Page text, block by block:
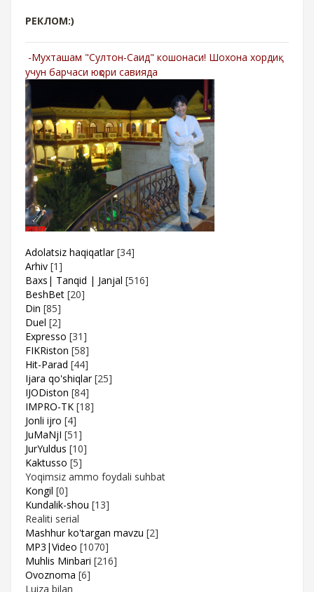
РЕКЛОМ:)
-Мухташам "Султон-Саид" кошонаси! Шохона хордиқ
учун барчаси юқори савияда
Adolatsiz haqiqatlar [34]
Arhiv [1]
Baxs| Tanqid | Janjal [516]
BeshBet [20]
Din [85]
Duel [2]
Expresso [31]
FIKRiston [58]
Hit-Parad [44]
Ijara qo'shiqlar [25]
IJODiston [84]
IMPRO-TK [18]
Jonli ijro [4]
JuMaNjI [51]
JurYuldus [10]
Kaktusso [5]
Yoqimsiz ammo foydali suhbat
Kongil [0]
Kundalik-shou [13]
Realiti serial
Mashhur ko'targan mavzu [2]
MP3|Video [1070]
Muhlis Minbari [216]
Ovoznoma [6]
Luiza bilan